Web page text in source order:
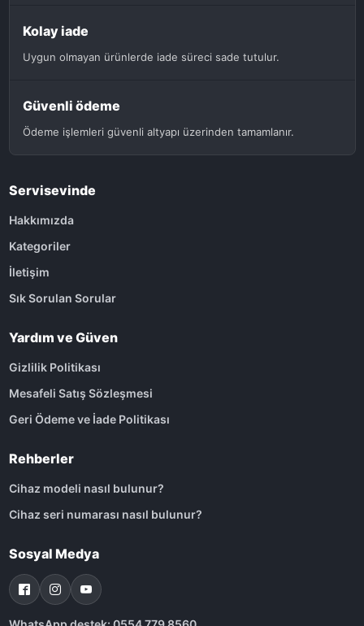
Kolay iade
Uygun olmayan ürünlerde iade süreci sade tutulur.
Güvenli ödeme
Ödeme işlemleri güvenli altyapı üzerinden tamamlanır.
Servisevinde
Hakkımızda
Kategoriler
İletişim
Sık Sorulan Sorular
Yardım ve Güven
Gizlilik Politikası
Mesafeli Satış Sözleşmesi
Geri Ödeme ve İade Politikası
Rehberler
Cihaz modeli nasıl bulunur?
Cihaz seri numarası nasıl bulunur?
Sosyal Medya